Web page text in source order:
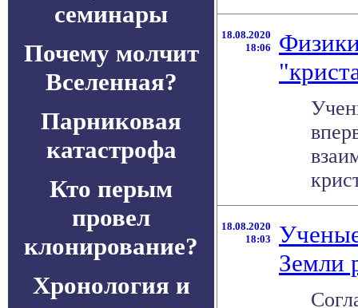
семинары
Почему молчит
Вселенная?
Парниковая
катастрофа
Кто перым
провел
клонирование?
Хронология и
18.08.2020
18:06
18.08.2020
18:03
Земли